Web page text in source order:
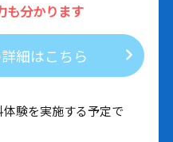
も分かります
細はこちら
験を実施する予定で